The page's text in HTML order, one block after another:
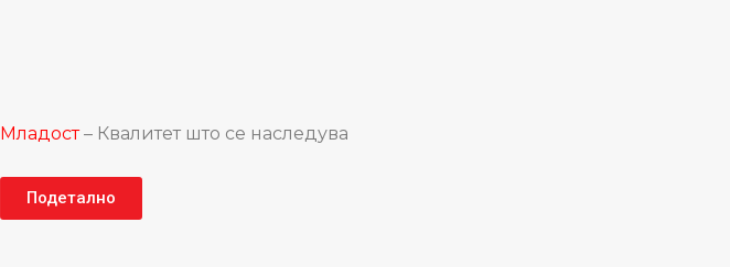
Mладост– Квалитет што се наследува
Подетално